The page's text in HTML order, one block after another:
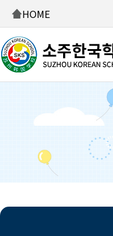
HOME